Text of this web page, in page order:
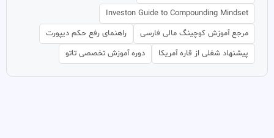
Investon Guide to Compounding Mindset
مرجع آموزش کوچینگ مالی فارسی
راهنمای رفع حکم دیپورت
پیشنهاد شغلی از قاره آمریکا
دوره آموزش تخصصی تاتو